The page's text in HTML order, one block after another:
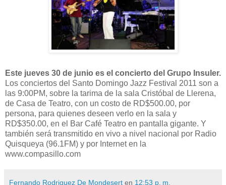
Este jueves 30 de junio es el concierto del Grupo Insuler.
Los conciertos del Santo Domingo Jazz Festival 2011 son a
las 9:00PM, sobre la tarima de la sala Cristóbal de Llerena,
de Casa de Teatro, con un costo de RD$500.00, por
persona, para quienes deseen verlo en la sala y
RD$350.00, en el Bar Café Teatro en pantalla gigante. Y
también será transmitido en vivo a nivel nacional por Radio
Quisqueya (96.1FM) y por Internet en la
www.compasillo.com
Fernando Rodriguez De Mondesert en 12:53 p. m.